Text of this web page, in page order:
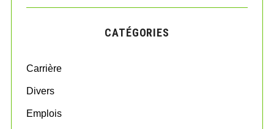
r
o
:
C
CATÉGORIES
Carrière
Divers
Emplois